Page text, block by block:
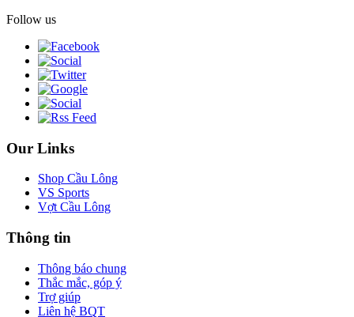
Follow us
Our Links
Shop Cầu Lông
VS Sports
Vợt Cầu Lông
Thông tin
Thông báo chung
Thắc mắc, góp ý
Trợ giúp
Liên hệ BQT